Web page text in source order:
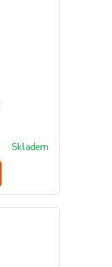
Skladem